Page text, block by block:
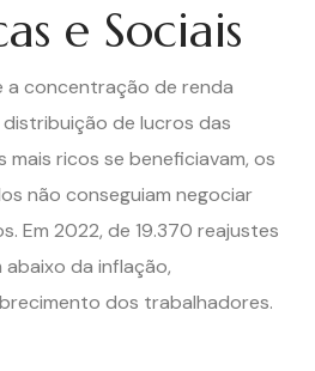
e Sociais
a concentração de renda
de lucros das
mais ricos se beneficiavam, os
não conseguiam negociar
Em 2022, de 19.370 reajustes
abaixo da inflação,
dos trabalhadores.